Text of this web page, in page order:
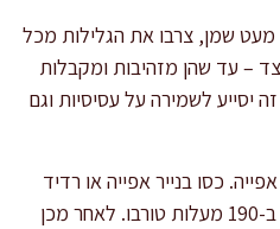
שמן, צרבו את הגלילות מכל
מכל צד – עד שהן מזהיבות ומקבלות
יסייע לשמירה על עסיסיות וגם
כסו בנייר אפייה או רדיד
אלומיניום ואפו כ-45 דקות ב-190 מעלות טורבו. לאחר מכן